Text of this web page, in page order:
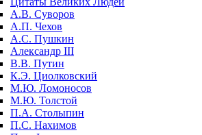
А.В. Суворов
А.П. Чехов
А.С. Пушкин
Александр III
В.В. Путин
К.Э. Циолковский
М.Ю. Ломоносов
М.Ю. Толстой
П.А. Столыпин
П.С. Нахимов